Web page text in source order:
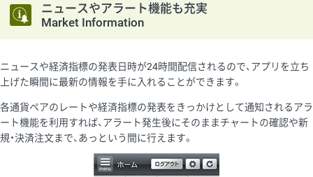
ニュースやアラート機能も充実
Market Information
ニュースや経済指標の発表日時が24時間配信されるので、アプリを立ち
上げた瞬間に最新の情報を手に入れることができます。
各通貨ペアのレートや経済指標の発表をきっかけとして通知されるアラ
ート機能を利用すれば、アラート発生後にそのままチャートの確認や新
規・決済注文まで、あっという間に行えます。